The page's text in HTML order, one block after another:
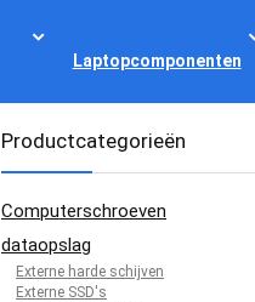
Laptopcomponenten
Productcategorieën
Computerschroeven
dataopslag
Externe harde schijven
Externe SSD's